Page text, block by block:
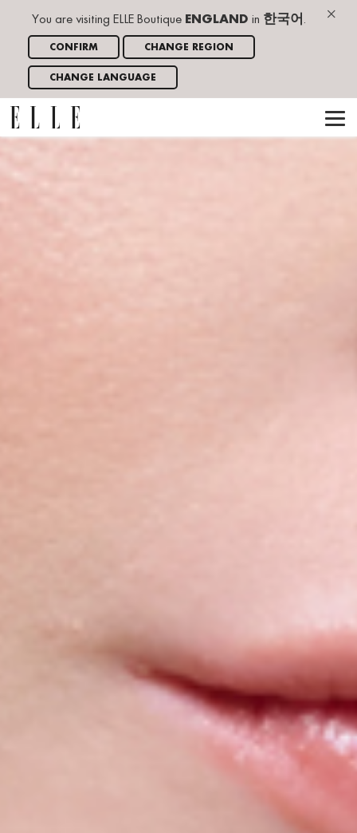
×
You are visiting ELLE Boutique ENGLAND in 한국어 .
CONFIRM CHANGE REGION
CHANGE LANGUAGE